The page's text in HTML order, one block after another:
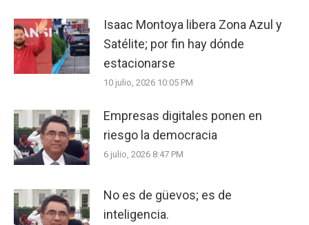
Isaac Montoya libera Zona Azul y
Satélite; por fin hay dónde
estacionarse
10 julio, 2026 10:05 PM
Empresas digitales ponen en
riesgo la democracia
6 julio, 2026 8:47 PM
No es de güevos; es de
inteligencia.